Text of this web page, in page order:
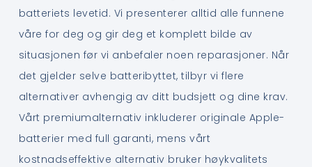
batteriets levetid. Vi presenterer alltid alle funnene
våre for deg og gir deg et komplett bilde av
situasjonen før vi anbefaler noen reparasjoner. Når
det gjelder selve batteribyttet, tilbyr vi flere
alternativer avhengig av ditt budsjett og dine krav.
Vårt premiumalternativ inkluderer originale Apple-
batterier med full garanti, mens vårt
kostnadseffektive alternativ bruker høykvalitets